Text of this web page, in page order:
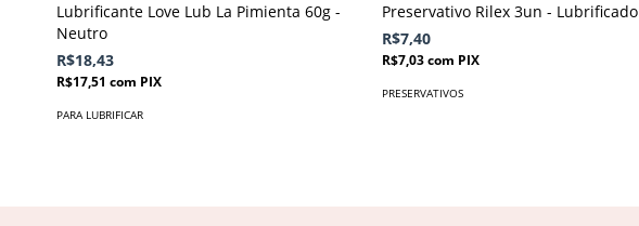
Lubrificante Love Lub La Pimienta 60g -
Neutro
R$18,43
R$17,51 com PIX
PARA LUBRIFICAR
Preservativo Rilex 3un - Lubrificado
R$7,40
R$7,03com PIX
PRESERVATIVOS